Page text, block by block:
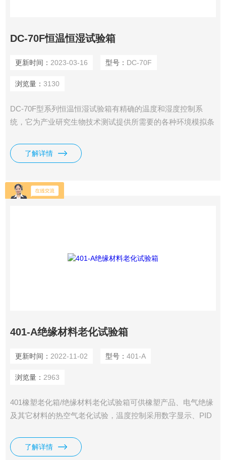
DC-70F恒温恒湿试验箱
更新时间： 2023-03-16 型号： DC-70F
浏览量： 3130
DC-70F型系列恒温恒湿试验箱有精确的温度和湿度控制系
统，它为产业研究生物技术测试提供所需要的各种环境模拟条
菌实验，稳定性检查以及工业产品的原料性能，产品包装寿命
等测试。
了解详情
401-A绝缘材料老化试验箱
更新时间： 2022-11-02 型号： 401-A
浏览量： 2963
401橡塑老化箱/绝缘材料老化试验箱可供橡塑产品、电气绝缘
及其它材料的热空气老化试验，温度控制采用数字显示、PID
度，自动恒温，箱内装有鼓风电机，使热空气强制对流，促使
试样在恒温条件下快速老化试验。
了解详情